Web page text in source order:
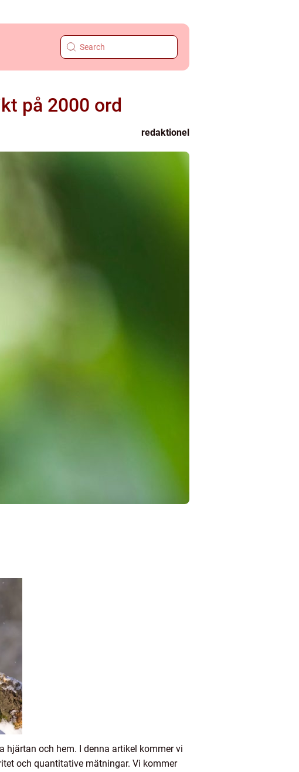
på 2000 ord
redaktionel
hjärtan och hem. I denna artikel kommer vi
och quantitative mätningar. Vi kommer